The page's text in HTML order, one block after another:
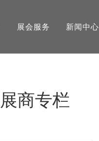
展会服务 新闻中心
展商专栏